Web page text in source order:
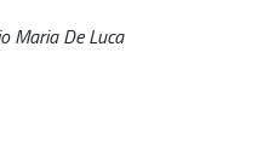
Maria De Luca